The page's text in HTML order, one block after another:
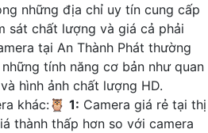
những địa chỉ uy tín cung cấp
sát chất lượng và giá cả phải
tại An Thành Phát thường
tính năng cơ bản như quan
hình ảnh chất lượng HD.
khác:🦉 1: Camera giá rẻ tại thị
thành thấp hơn so với camera